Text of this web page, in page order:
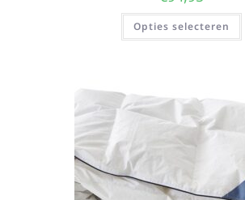
Opties selecteren